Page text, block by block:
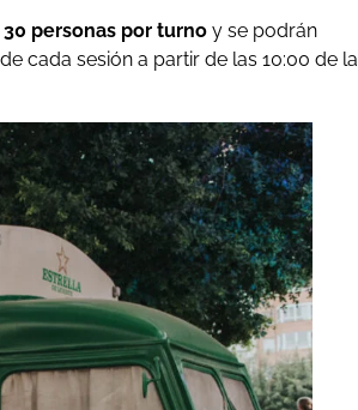
personas por turno y se podrán
cada sesión a partir de las 10:00 de la